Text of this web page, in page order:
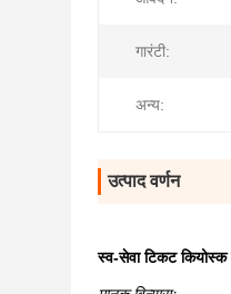
गारंटी:
अन्य:
उत्पाद वर्णन
स्व-सेवा टिकट